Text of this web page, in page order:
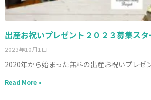
出産お祝いプレゼント２０２３募集スタ
2023年10月1日
2020年から始まった無料の出産お祝いプレゼ
Read More »